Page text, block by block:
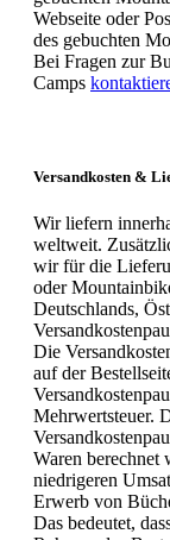
Webseite oder
des gebuchten
Bei Fragen zur
Camps
Versandkosten &
Wir liefern
weltweit.
wir für die
oder
Deutschlands,
Die
auf der
Mehrwertsteuer.
Waren berechnet
niedrigeren
Erwerb von
Das bedeutet,